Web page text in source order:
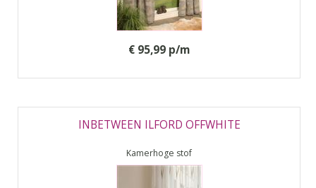
€ 95,99 p/m
INBETWEEN ILFORD OFFWHITE
Kamerhoge stof